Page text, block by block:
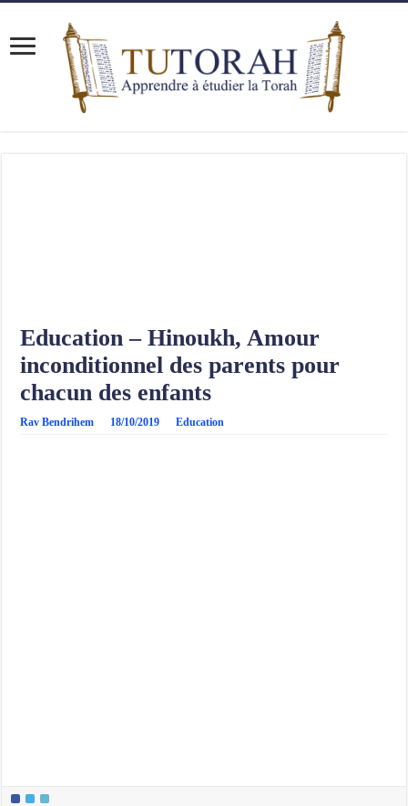
Education – Hinoukh, Amour
inconditionnel des parents pour
chacun des enfants
Rav Bendrihem 18/10/2019 Education